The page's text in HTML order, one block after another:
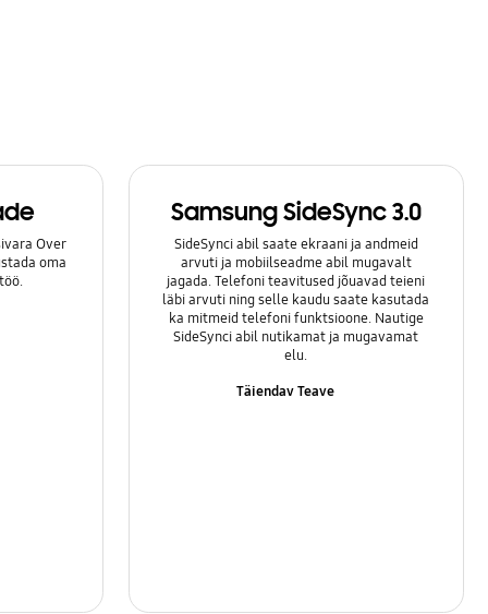
Over
oma
Samsung SideSync 3.0
SideSynci abil saate ekraani ja andmeid
arvuti ja mobiilseadme abil mugavalt
jagada. Telefoni teavitused jõuavad teieni
läbi arvuti ning selle kaudu saate kasutada
ka mitmeid telefoni funktsioone. Nautige
SideSynci abil nutikamat ja mugavamat
elu.
Täiendav Teave